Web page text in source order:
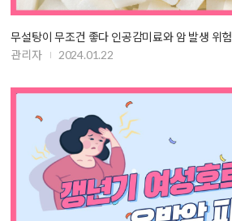
무설탕이 무조건 좋다 인공감미료와 암 발생 위험
관리자
2024.01.22